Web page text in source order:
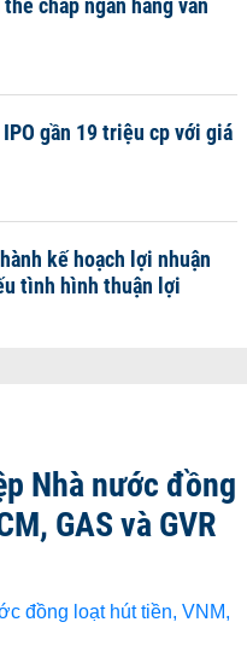
chấp ngân hàng vẫn
gần 19 triệu cp với giá
kế hoạch lợi nhuận
tình hình thuận lợi
Nhà nước đồng
GAS và GVR